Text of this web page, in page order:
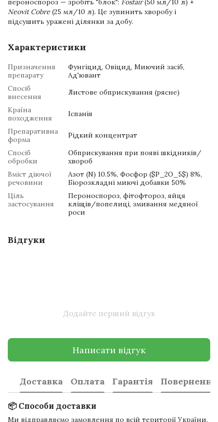
пероноспороз — зробіть "блок": Fosfair(50 мл/10 л) +
Neovit Cobre (25 мл/10 л). Це зупинить хворобу і
підсушить уражені ділянки за добу.
Характеристики
Призначення
препарату
Фунгіцид, Овіцид, Миючий засіб,
Ад'ювант
Спосіб
внесення
Листове обприскування (рясне)
Країна
походження
Іспанія
Препаративна
форма
Рідкий концентрат
Спосіб
обробки
Обприскування при появі шкідників/
хвороб
Вміст діючої
речовини
Азот (N) 10.5%, Фосфор ($P_2O_5$) 8%,
Біорозкладні миючі добавки 50%
Ціль
застосування
Пероноспороз, фітофтороз, яйця
кліщів/попелиці, змивання медяної
роси
Відгуки
Додайте перший відгук
Написати відгук
Доставка Оплата Гарантія Повернення
📦 Способи доставки
Ми відправляємо замовлення по всій території України.